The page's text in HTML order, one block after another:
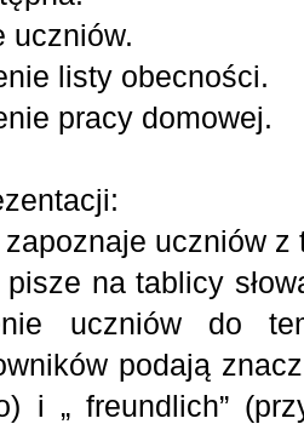
uczniów.
listy obecności.
pracy domowej.
uczniów
na tablicy
uczniów do
podają
i „ freundlich”